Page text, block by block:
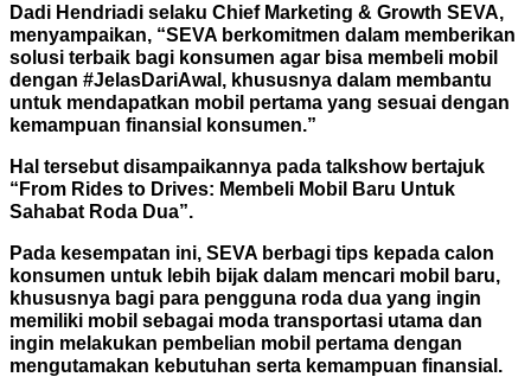
Dadi Hendriadi selaku Chief Marketing & Growth SEVA,
menyampaikan, “SEVA berkomitmen dalam memberikan
solusi terbaik bagi konsumen agar bisa membeli mobil
dengan #JelasDariAwal, khususnya dalam membantu
untuk mendapatkan mobil pertama yang sesuai dengan
kemampuan finansial konsumen.”
Hal tersebut disampaikannya pada talkshow bertajuk
“From Rides to Drives: Membeli Mobil Baru Untuk
Sahabat Roda Dua”.
Pada kesempatan ini, SEVA berbagi tips kepada calon
konsumen untuk lebih bijak dalam mencari mobil baru,
khususnya bagi para pengguna roda dua yang ingin
memiliki mobil sebagai moda transportasi utama dan
ingin melakukan pembelian mobil pertama dengan
mengutamakan kebutuhan serta kemampuan finansial.